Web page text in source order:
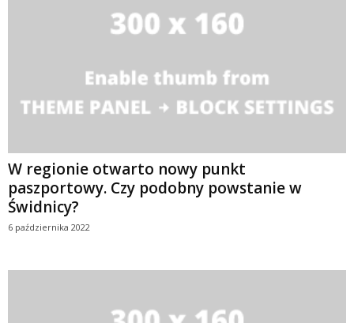
W regionie otwarto nowy punkt
paszportowy. Czy podobny powstanie w
Świdnicy?
6 października 2022